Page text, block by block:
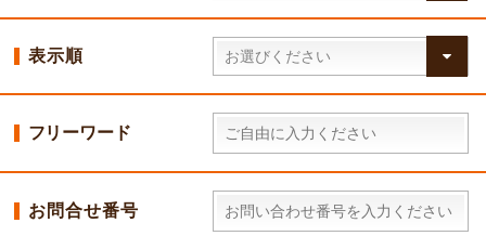
表示順
フリーワード
お問合せ番号